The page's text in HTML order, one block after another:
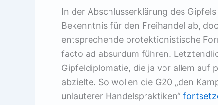
In der Abschlusserklärung des
Bekenntnis für den Freihandel ab,
entsprechende protektionistische
facto ad absurdum führen.
Gipfeldiplomatie, die ja vor allem auf
abzielte. So wollen die G20 „den
unlauterer Handelspraktiken“